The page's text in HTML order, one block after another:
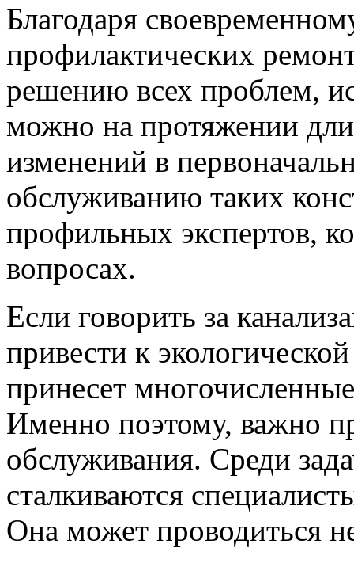
Благодаря
профилактических
решению всех проблем,
можно на протяжении
изменений в
обслуживанию таких
профильных экспертов,
вопросах.
Если говорить за
привести к
принесет
Именно поэтому, важно
обслуживания. Среди
сталкиваются
Она может проводиться